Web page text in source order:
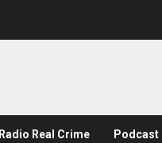
Radio Real Crime Podcast